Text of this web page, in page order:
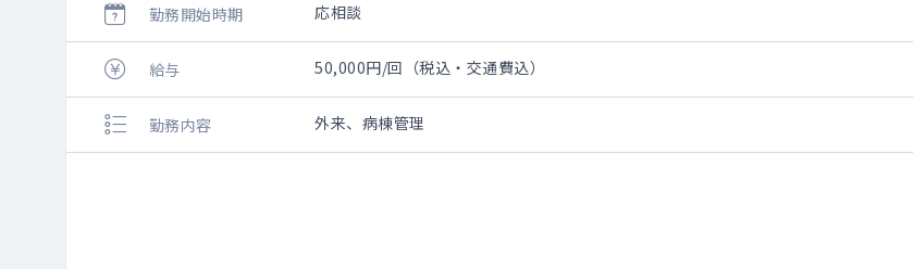
勤務開始時期 応相談
給与 50,000円/回（税込・交通費込）
勤務内容 外来、病棟管理